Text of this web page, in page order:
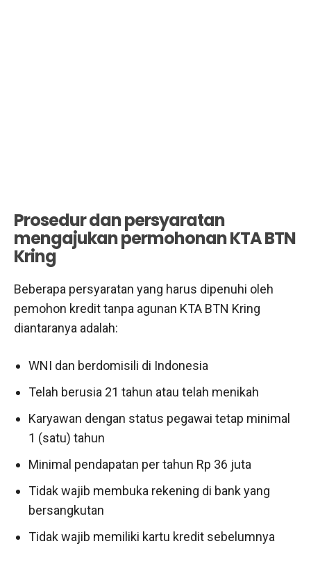
Prosedur dan persyaratan
mengajukan permohonan KTA BTN
Kring
Beberapa persyaratan yang harus dipenuhi oleh
pemohon kredit tanpa agunan KTA BTN Kring
diantaranya adalah:
WNI dan berdomisili di Indonesia
Telah berusia 21 tahun atau telah menikah
Karyawan dengan status pegawai tetap minimal
1 (satu) tahun
Minimal pendapatan per tahun Rp 36 juta
Tidak wajib membuka rekening di bank yang
bersangkutan
Tidak wajib memiliki kartu kredit sebelumnya